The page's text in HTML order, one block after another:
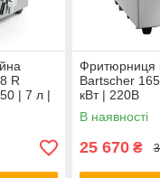
R
| 7 л |
Фритюрниця
Bartscher
кВт | 220В
В наявності
25 670 ₴